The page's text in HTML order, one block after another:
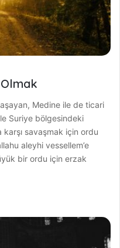
Medine ile de ticari
Suriye bölgesindeki
savaşmak için ordu
aleyhi vessellem’e
bir ordu için erzak